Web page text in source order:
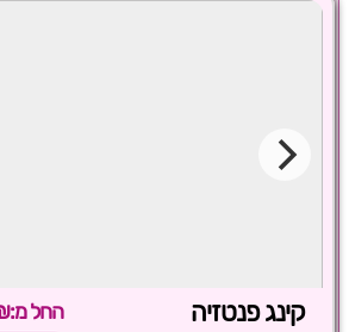
קינג פנטזיה החל מ:350₪